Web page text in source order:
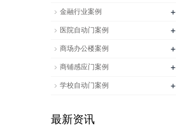
金融行业案例 +
医院自动门案例 +
商场办公楼案例 +
商铺感应门案例 +
学校自动门案例 +
最新资讯